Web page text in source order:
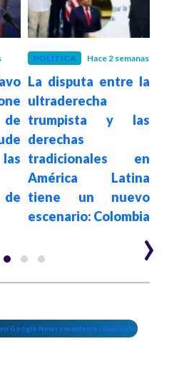
POLÍTICA Hace 2 semanas
La disputa entre la
ultraderecha
trumpista y las
derechas
tradicionales en
América Latina
tiene un nuevo
escenario: Colombia›
Google News y mantente conectado